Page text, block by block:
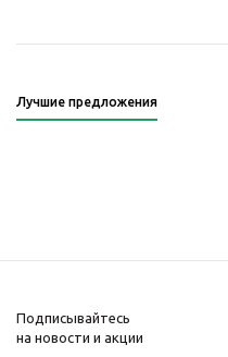
Лучшие предложения
Подписывайтесь
на новости и акции